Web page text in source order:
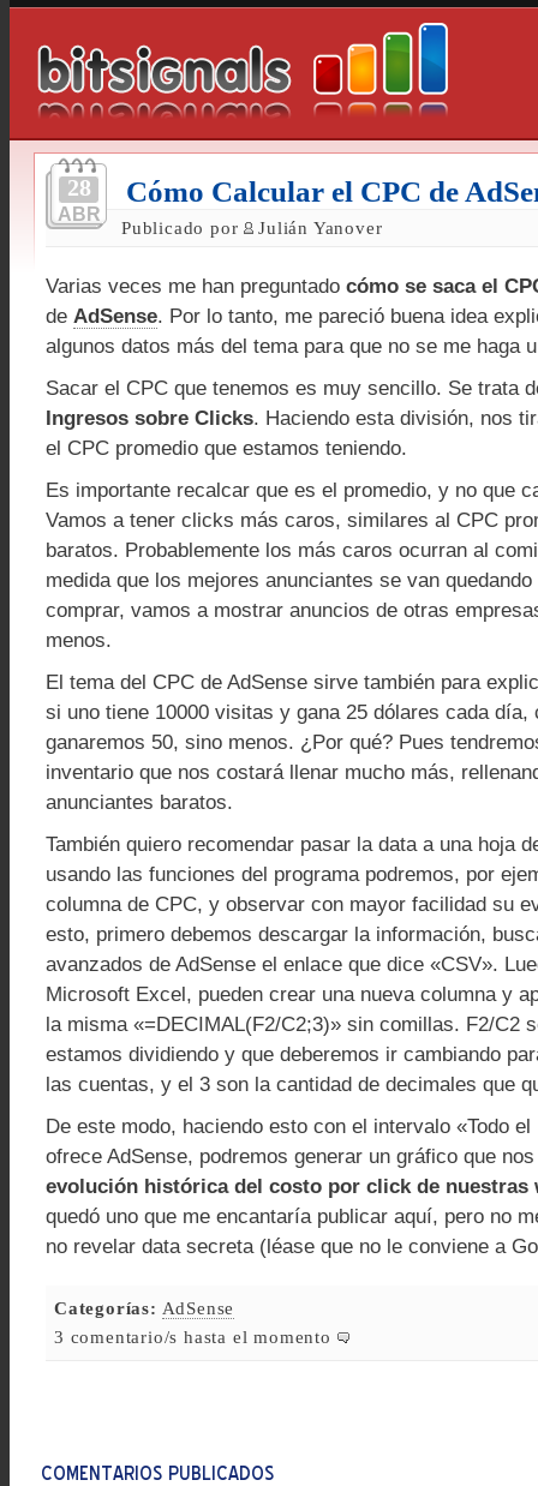
28
ABR
Cómo Calcular el CPC de
Publicado por Julián Yanover
Varias veces me han preguntado cómo se saca el
de AdSense. Por lo tanto, me pareció buena idea
algunos datos más del tema para que no se me haga
Sacar el CPC que tenemos es muy sencillo. Se trata
Ingresos sobre Clicks. Haciendo esta división, nos
el CPC promedio que estamos teniendo.
Es importante recalcar que es el promedio, y no que
Vamos a tener clicks más caros, similares al CPC
baratos. Probablemente los más caros ocurran al
medida que los mejores anunciantes se van
comprar, vamos a mostrar anuncios de otras
menos.
El tema del CPC de AdSense sirve también para
si uno tiene 10000 visitas y gana 25 dólares cada día,
ganaremos 50, sino menos. ¿Por qué? Pues
inventario que nos costará llenar mucho más,
anunciantes baratos.
También quiero recomendar pasar la data a una hoja
usando las funciones del programa podremos, por
columna de CPC, y observar con mayor facilidad su
esto, primero debemos descargar la información,
avanzados de AdSense el enlace que dice «CSV».
Microsoft Excel, pueden crear una nueva columna y
la misma «=DECIMAL(F2/C2;3)» sin comillas. F2/C2
estamos dividiendo y que deberemos ir cambiando
las cuentas, y el 3 son la cantidad de decimales que
De este modo, haciendo esto con el intervalo «Todo
ofrece AdSense, podremos generar un gráfico que
evolución histórica del costo por click de nuestras
quedó uno que me encantaría publicar aquí, pero no
no revelar data secreta (léase que no le conviene a
Categorías: AdSense
3 comentario/s hasta el momento